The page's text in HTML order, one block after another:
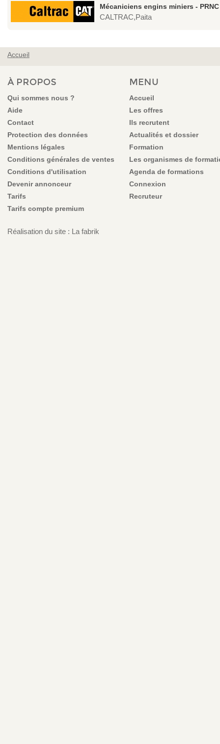
Mécaniciens engins miniers - PRNC
CALTRAC,Paita
VOUS ÊTES ICI
Accueil
À PROPOS
Qui sommes nous ?
Aide
Contact
Protection des données
Mentions légales
Conditions générales de ventes
Conditions d'utilisation
Devenir annonceur
Tarifs
Tarifs compte premium
MENU
Accueil
Les offres
Ils recrutent
Actualités et dossier
Formation
Les organismes de
Agenda de formations
Connexion
Recruteur
Réalisation du site : La fabrik